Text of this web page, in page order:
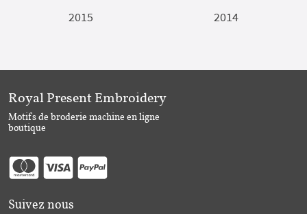
2015
2014
Royal Present Embroidery
Motifs de broderie machine en ligne
boutique
Suivez nous